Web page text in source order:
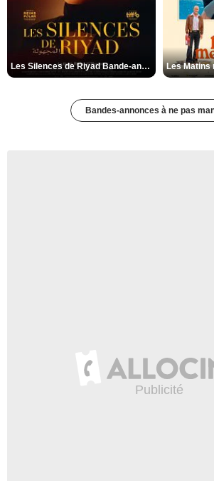
Les Silences de Riyad Bande-annonce VO STFR
Bandes-annonces à ne pas